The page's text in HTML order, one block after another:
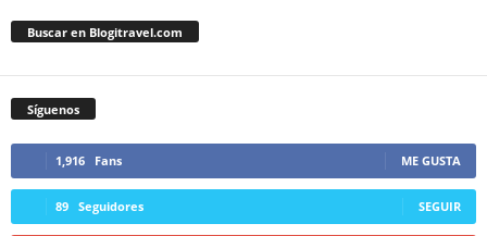
Buscar en Blogitravel.com
Síguenos
1,916 Fans ME GUSTA
89 Seguidores SEGUIR